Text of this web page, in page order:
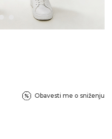
Obavesti me o sniženju